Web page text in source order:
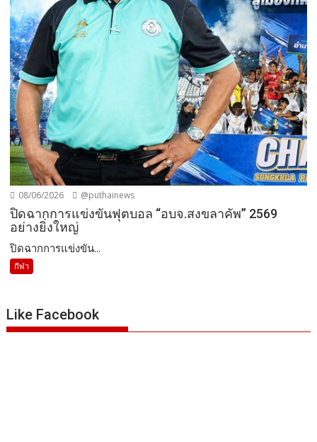
08/06/2026 @puthainews
ปิดฉากการแข่งขันฟุตบอล “อบจ.สงขลาคัพ” 2569
อย่างยิ่งใหญ่
ปิดฉากการแข่งขัน...
กีฬา
Like Facebook